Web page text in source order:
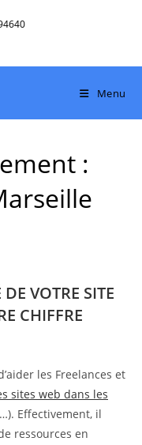
Menu
:
VOTRE SITE
CHIFFRE
les Freelances et
sites web dans les
Effectivement, il
ressources en